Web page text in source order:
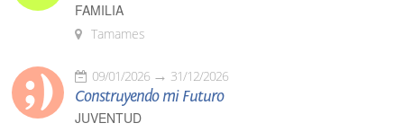
FAMILIA
Tamames
09/01/2026 31/12/2026
Construyendo mi Futuro
JUVENTUD